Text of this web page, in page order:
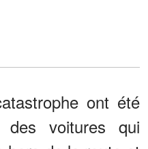
ont été
des voitures qui